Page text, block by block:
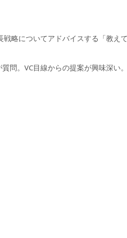
略についてアドバイスする「教えて
問。VC目線からの提案が興味深い。